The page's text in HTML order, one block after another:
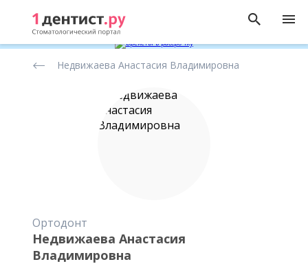
стоматологов
Недвижаева Анастасия Владимировна
Ортодонт
Недвижаева Анастасия
Владимировна